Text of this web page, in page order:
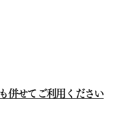
併せてご利用ください